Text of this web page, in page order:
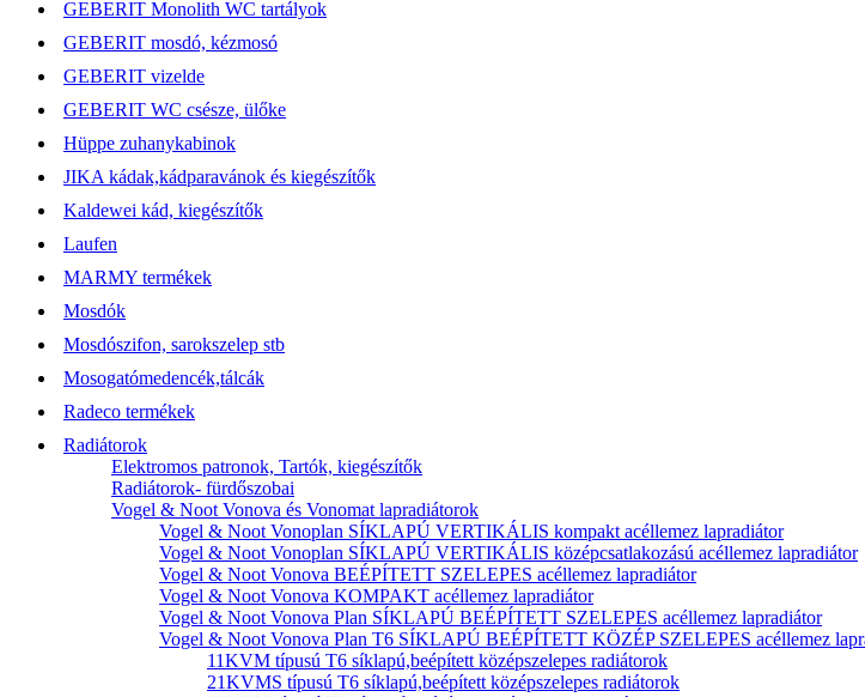
GEBERIT Monolith WC tartályok
GEBERIT mosdó, kézmosó
GEBERIT vizelde
GEBERIT WC csésze, ülőke
Hüppe zuhanykabinok
JIKA kádak,kádparavánok és kiegészítők
Kaldewei kád, kiegészítők
Laufen
MARMY termékek
Mosdók
Mosdószifon, sarokszelep stb
Mosogatómedencék,tálcák
Radeco termékek
Radiátorok
Elektromos patronok, Tartók, kiegészítők
Radiátorok- fürdőszobai
Vogel & Noot Vonova és Vonomat lapradiátorok
Vogel & Noot Vonoplan SÍKLAPÚ VERTIKÁLIS kompakt acéllemez lapradiátor
Vogel & Noot Vonoplan SÍKLAPÚ VERTIKÁLIS középcsatlakozású acéllemez lapradiátor
Vogel & Noot Vonova BEÉPÍTETT SZELEPES acéllemez lapradiátor
Vogel & Noot Vonova KOMPAKT acéllemez lapradiátor
Vogel & Noot Vonova Plan SÍKLAPÚ BEÉPÍTETT SZELEPES acéllemez lapradiátor
Vogel & Noot Vonova Plan T6 SÍKLAPÚ BEÉPÍTETT KÖZÉP SZELEPES acéllemez
11KVM típusú T6 síklapú,beépített középszelepes radiátorok
21KVMS típusú T6 síklapú,beépített középszelepes radiátorok